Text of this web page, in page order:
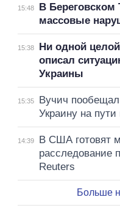
15:48
В
массовые
15:38
Ни одной
описал
Украины
15:35
Вучич
Украину на
14:39
В США готовят
расследование
Reuters
Больше